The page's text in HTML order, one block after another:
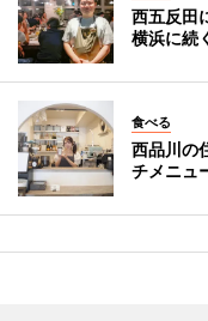
西五反田
横浜に続
食べる
西品川の
チメニュ